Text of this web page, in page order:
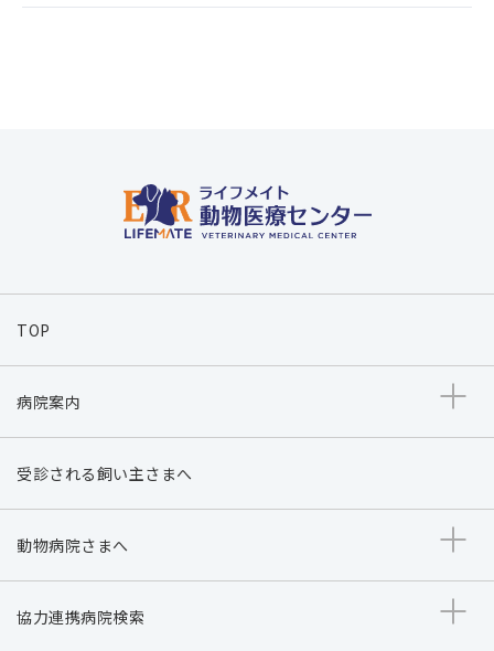
TOP
病院案内
受診される飼い主さまへ
動物病院さまへ
協力連携病院検索